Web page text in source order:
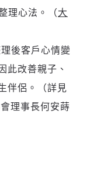
理心法。（大
後客戶心情變
此改善親子、
伴侶。（詳見
理事長何安蒔